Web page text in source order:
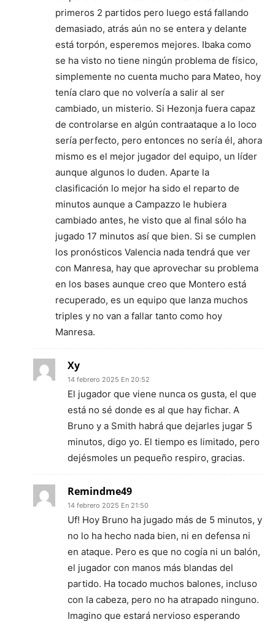
primeros 2 partidos pero luego está fallando
demasiado, atrás aún no se entera y delante
está torpón, esperemos mejores. Ibaka como
se ha visto no tiene ningún problema de físico,
simplemente no cuenta mucho para Mateo, hoy
tenía claro que no volvería a salir al ser
cambiado, un misterio. Si Hezonja fuera capaz
de controlarse en algún contraataque a lo loco
sería perfecto, pero entonces no sería él, ahora
mismo es el mejor jugador del equipo, un líder
aunque algunos lo duden. Aparte la
clasificación lo mejor ha sido el reparto de
minutos aunque a Campazzo le hubiera
cambiado antes, he visto que al final sólo ha
jugado 17 minutos así que bien. Si se cumplen
los pronósticos Valencia nada tendrá que ver
con Manresa, hay que aprovechar su problema
en los bases aunque creo que Montero está
recuperado, es un equipo que lanza muchos
triples y no van a fallar tanto como hoy
Manresa.
Xy
14 febrero 2025 En 20:52
El jugador que viene nunca os gusta, el que
está no sé donde es al que hay fichar. A
Bruno y a Smith habrá que dejarles jugar 5
minutos, digo yo. El tiempo es limitado, pero
dejésmoles un pequeño respiro, gracias.
Remindme49
14 febrero 2025 En 21:50
Uf! Hoy Bruno ha jugado más de 5 minutos, y
no lo ha hecho nada bien, ni en defensa ni
en ataque. Pero es que no cogía ni un balón,
el jugador con manos más blandas del
partido. Ha tocado muchos balones, incluso
con la cabeza, pero no ha atrapado ninguno.
Imagino que estará nervioso esperando